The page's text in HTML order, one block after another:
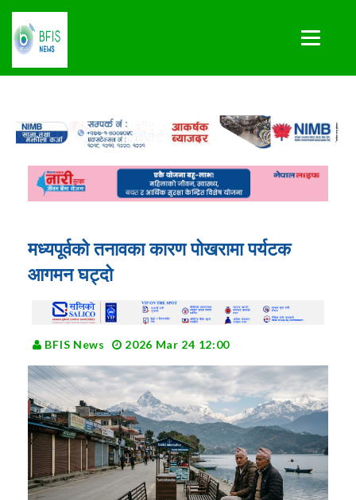
मध्यपूर्वको तनावका कारण पोखरामा पर्यटक
आगमन घट्दो
BFIS News 2026 Mar 24 12:00